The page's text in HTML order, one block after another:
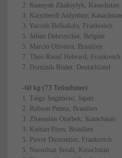
2. Kuanysh Zhaksylyk, Kasachstan
3. Kaiyrberdi Aidynbay, Kasachstan
3. Yacoub Belkahala, Frankreich
5. Julien Debruycker, Belgien
5. Marcio Oliveira, Brasilien
7. Theo Raoul Hebrard, Frankreich
7. Dominik Röder, Deutschland
-60 kg (73 Teilnehmer):
1. Taigo Sugimoto, Japan
2. Robson Penna, Brasilien
3. Zhassulan Otarbek, Kasachstan
3. Kainan Pires, Brasilien
5. Pierre Dumontier, Frankreich
5. Nursultan Serali, Kasachstan